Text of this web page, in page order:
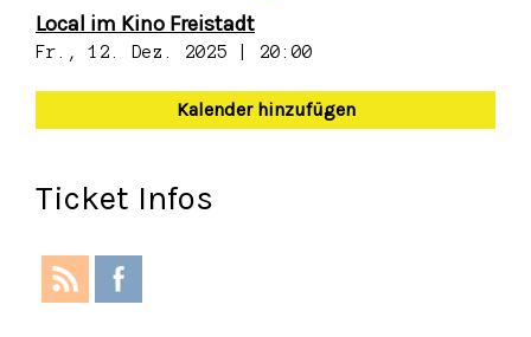
Local im Kino Freistadt
Fr., 12. Dez. 2025 | 20:00
Kalender hinzufügen
Ticket Infos